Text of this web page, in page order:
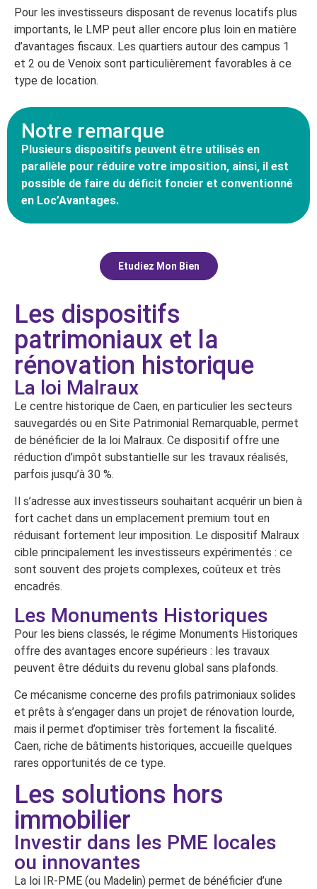
Pour les investisseurs disposant de revenus locatifs plus
importants, le LMP peut aller encore plus loin en matière
d’avantages fiscaux. Les quartiers autour des campus 1
et 2 ou de Venoix sont particulièrement favorables à ce
type de location.
Notre remarque
Plusieurs dispositifs peuvent être utilisés en
parallèle pour réduire votre imposition, ainsi, il est
possible de faire du déficit foncier et conventionné
en Loc’Avantages.
Etudiez Mon Bien
Les dispositifs
patrimoniaux et la
rénovation historique
La loi Malraux
Le centre historique de Caen, en particulier les secteurs
sauvegardés ou en Site Patrimonial Remarquable, permet
de bénéficier de la loi Malraux. Ce dispositif offre une
réduction d’impôt substantielle sur les travaux réalisés,
parfois jusqu’à 30 %.
Il s’adresse aux investisseurs souhaitant acquérir un bien à
fort cachet dans un emplacement premium tout en
réduisant fortement leur imposition. Le dispositif Malraux
cible principalement les investisseurs expérimentés : ce
sont souvent des projets complexes, coûteux et très
encadrés.
Les Monuments Historiques
Pour les biens classés, le régime Monuments Historiques
offre des avantages encore supérieurs : les travaux
peuvent être déduits du revenu global sans plafonds.
Ce mécanisme concerne des profils patrimoniaux solides
et prêts à s’engager dans un projet de rénovation lourde,
mais il permet d’optimiser très fortement la fiscalité.
Caen, riche de bâtiments historiques, accueille quelques
rares opportunités de ce type.
Les solutions hors
immobilier
Investir dans les PME locales
ou innovantes
La loi IR-PME (ou Madelin) permet de bénéficier d’une